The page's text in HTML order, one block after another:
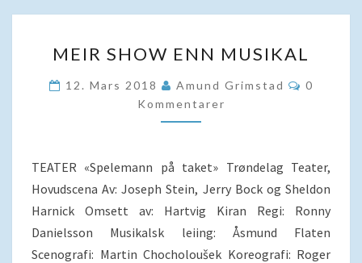
SHOW
ENN
MUSIKAL
MEIR SHOW ENN MUSIKAL
12. Mars 2018 Amund Grimstad
0
Kommentarer
TEATER «Spelemann på taket» Trøndelag Teater,
Hovudscena Av: Joseph Stein, Jerry Bock og Sheldon
Harnick Omsett av: Hartvig Kiran Regi: Ronny
Danielsson Musikalsk leiing: Åsmund Flaten
Scenografi: Martin Chocholoušek Koreografi: Roger